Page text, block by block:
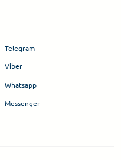
Telegram
Viber
Whatsapp
Messenger